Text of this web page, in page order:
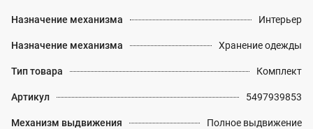
Назначение механизма Интерьер
Назначение механизма Хранение одежды
Тип товара Комплект
Артикул 5497939853
Механизм выдвижения Полное выдвижение